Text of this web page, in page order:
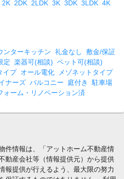
2K 2DK 2LDK 3K 3DK 3LDK 4K
ンターキッチン 礼金なし
敷金/保証
定 楽器可(相談) ペット可(相談)
イプ オール電化
メゾネットタイプ
ナーズ バルコニー 庭付き
駐車場
ォーム・リノベーション済
件情報は、「アットホーム不動産情
動産会社等（情報提供元）から提供
報提供が行えるよう、最大限の努力